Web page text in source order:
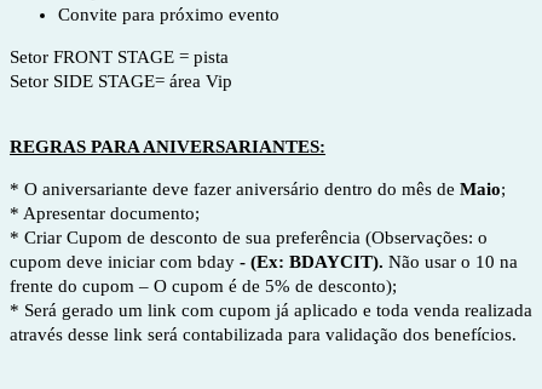
Convite para próximo evento
Setor FRONT STAGE = pista
Setor SIDE STAGE= área Vip
REGRAS PARA ANIVERSARIANTES:
* O aniversariante deve fazer aniversário dentro do mês de Maio;
* Apresentar documento;
* Criar Cupom de desconto de sua preferência (Observações: o
cupom deve iniciar com bday - (Ex: BDAYCIT). Não usar o 10 na
frente do cupom – O cupom é de 5% de desconto);
* Será gerado um link com cupom já aplicado e toda venda realizada
através desse link será contabilizada para validação dos benefícios.